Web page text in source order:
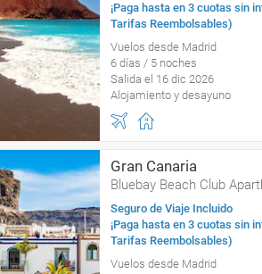
¡Paga hasta en 3 cuotas sin
Tarifas Reembolsables)
Vuelos desde Madrid
6 días / 5 noches
Salida el 16 dic 2026
Alojamiento y desayuno
Gran Canaria
Bluebay Beach Club
Seguro de Viaje Incluido
¡Paga hasta en 3 cuotas sin
Tarifas Reembolsables)
Vuelos desde Madrid